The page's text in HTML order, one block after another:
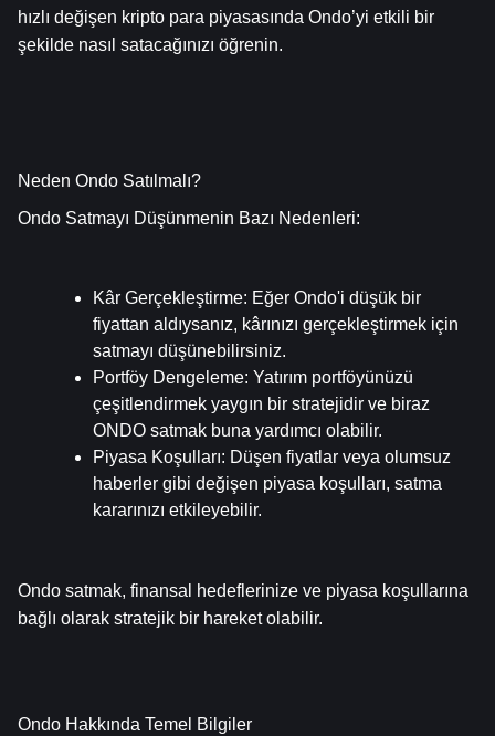
hızlı değişen kripto para piyasasında Ondo’yi etkili bir
şekilde nasıl satacağınızı öğrenin.
Neden Ondo Satılmalı?
Ondo Satmayı Düşünmenin Bazı Nedenleri:
Kâr Gerçekleştirme: Eğer Ondo'i düşük bir
fiyattan aldıysanız, kârınızı gerçekleştirmek için
satmayı düşünebilirsiniz.
Portföy Dengeleme: Yatırım portföyünüzü
çeşitlendirmek yaygın bir stratejidir ve biraz
ONDO satmak buna yardımcı olabilir.
Piyasa Koşulları: Düşen fiyatlar veya olumsuz
haberler gibi değişen piyasa koşulları, satma
kararınızı etkileyebilir.
Ondo satmak, finansal hedeflerinize ve piyasa koşullarına
bağlı olarak stratejik bir hareket olabilir.
Ondo Hakkında Temel Bilgiler